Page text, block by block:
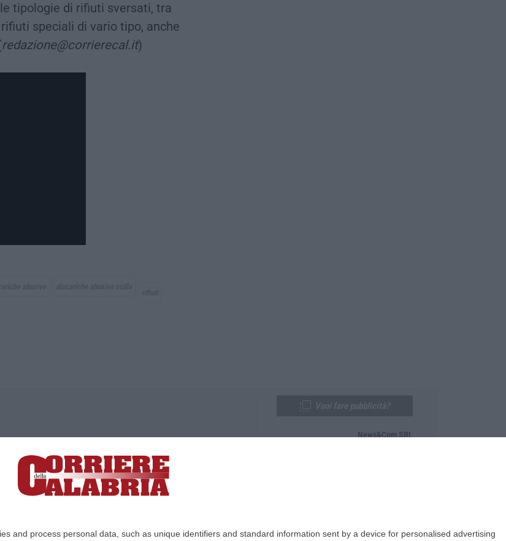
and process personal data, such as unique identifiers and standard information sent by a device for personalised advertising
tipologie di rifiuti sversati, tra
speciali di vario tipo, anche
redazione@corrierecal.it)
(CZ)
Paola Militano |Privacy
News&Com SRL